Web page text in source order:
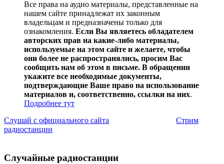
Все права на аудио материалы, представленные на
нашем сайте принадлежат их законным
владельцам и предназначены только для
ознакомления. Если Вы являетесь обладателем
авторских прав на какие-либо материалы,
используемые на этом сайте и желаете, чтобы
они более не распространялись, просим Вас
сообщить нам об этом в письме. В обращении
укажите все необходимые документы,
подтверждающие Ваше право на использование
материалов и, соответственно, ссылки на них.
Подробнее тут
Слушай с официального сайта
Стрим
радиостанции
Случайные радиостанции